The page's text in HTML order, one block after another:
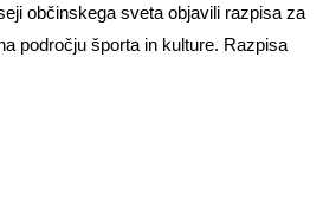
občinskega sveta objavili razpisa za
področju športa in kulture. Razpisa